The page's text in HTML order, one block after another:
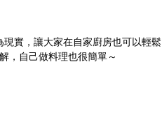
實，讓大家在自家廚房也可以輕鬆
，自己做料理也很簡單～